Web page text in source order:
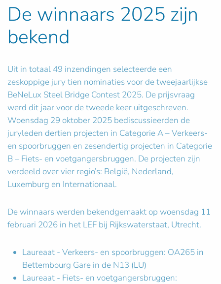
De winnaars 2025 zijn
bekend
Uit in totaal 49 inzendingen selecteerde een
zeskoppige jury tien nominaties voor de tweejaarlijkse
BeNeLux Steel Bridge Contest 2025. De prijsvraag
werd dit jaar voor de tweede keer uitgeschreven.
Woensdag 29 oktober 2025 bediscussieerden de
juryleden dertien projecten in Categorie A – Verkeers-
en spoorbruggen en zesendertig projecten in Categorie
B – Fiets- en voetgangersbruggen. De projecten zijn
verdeeld over vier regio’s: België, Nederland,
Luxemburg en Internationaal.
De winnaars werden bekendgemaakt op woensdag 11
februari 2026 in het LEF bij Rijkswaterstaat, Utrecht.
Laureaat - Verkeers- en spoorbruggen: OA265 in
Bettembourg Gare in de N13 (LU)
Laureaat - Fiets- en voetgangersbruggen: